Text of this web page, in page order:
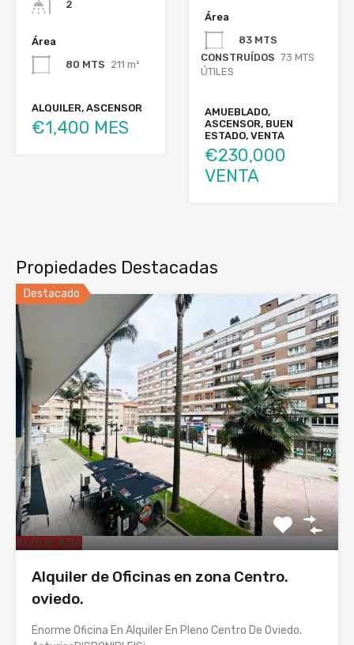
2
Área
80 MTS 211 m²
ALQUILER, ASCENSOR
€1,400 MES
Área
83 MTS
CONSTRUÍDOS 73 MTS
ÚTILES
AMUEBLADO,
ASCENSOR, BUEN
ESTADO, VENTA
€230,000
VENTA
Propiedades Destacadas
Destacado
ALQUILADA
Alquiler de Oficinas en zona Centro.
oviedo.
Enorme Oficina En Alquiler En Pleno Centro De Oviedo.